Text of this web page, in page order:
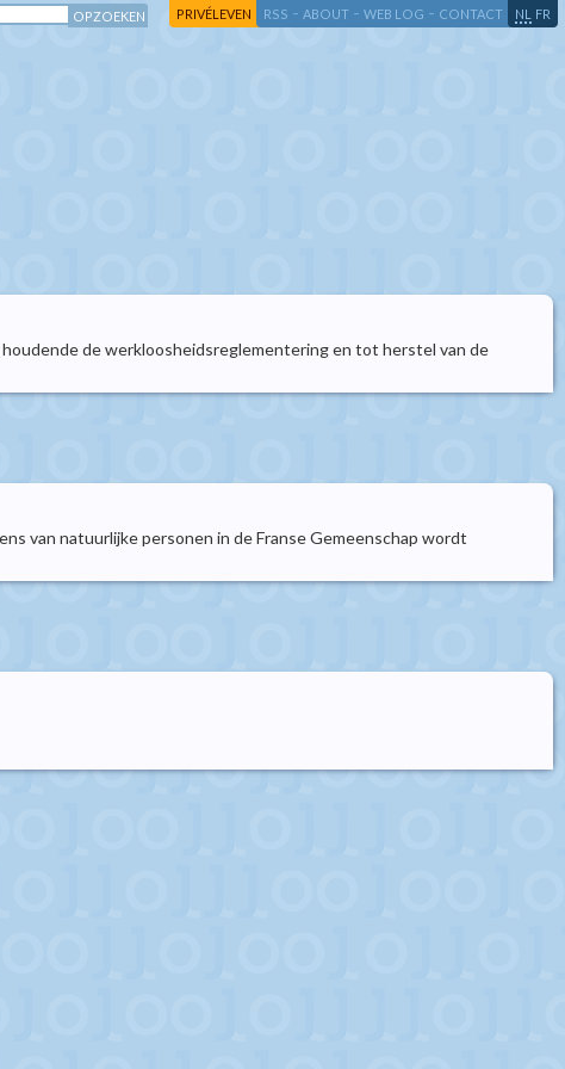
PRIVÉLEVEN RSS - ABOUT - WEB LOG - CONTACT NL FR
de werkloosheidsreglementering en tot herstel van de
van natuurlijke personen in de Franse Gemeenschap wordt